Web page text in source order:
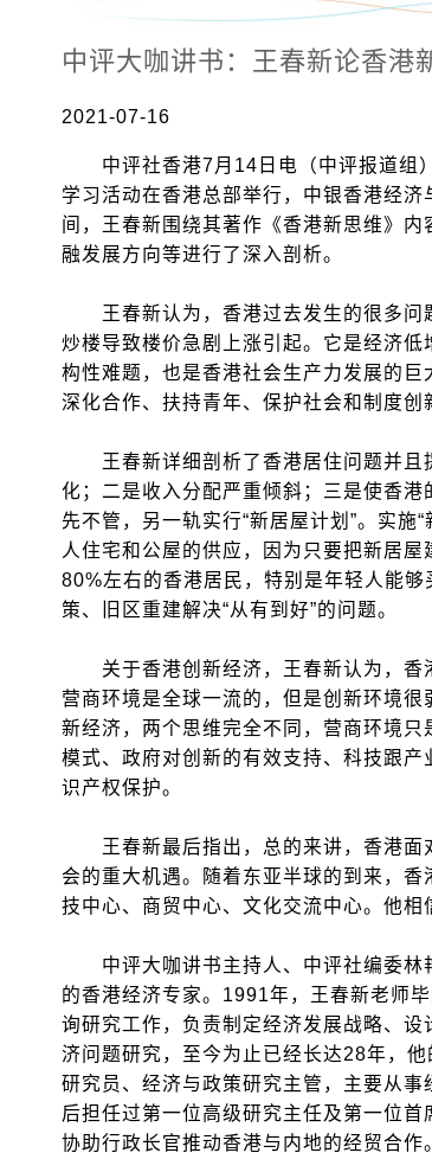
中评大咖讲书：王春新论香港
2021-07-16
中评社香港7月14日电（中评报道组）
学习活动在香港总部举行，中银香港经
间，王春新围绕其著作《香港新思维》内
融发展方向等进行了深入剖析。
王春新认为，香港过去发生的很多问题
炒楼导致楼价急剧上涨引起。它是经济
构性难题，也是香港社会生产力发展的巨
深化合作、扶持青年、保护社会和制度创
王春新详细剖析了香港居住问题并且
化；二是收入分配严重倾斜；三是使香
先不管，另一轨实行“新居屋计划”。实
人住宅和公屋的供应，因为只要把新居
80%左右的香港居民，特别是年轻人能够
策、旧区重建解决“从有到好”的问题。
关于香港创新经济，王春新认为，香
营商环境是全球一流的，但是创新环境
新经济，两个思维完全不同，营商环境
模式、政府对创新的有效支持、科技跟
识产权保护。
王春新最后指出，总的来讲，香港面
会的重大机遇。随着东亚半球的到来，
技中心、商贸中心、文化交流中心。他相
中评大咖讲书主持人、中评社编委林
的香港经济专家。1991年，王春新老师
询研究工作，负责制定经济发展战略、
济问题研究，至今为止已经长达28年，
研究员、经济与政策研究主管，主要从
后担任过第一位高级研究主任及第一位
协助行政长官推动香港与内地的经贸合作